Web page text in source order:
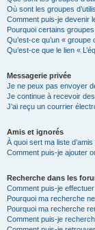
Où sont les groupes
Comment puis-je devenir
Pourquoi certains
Qu’est-ce qu’un « groupe
Qu’est-ce que le lien «
Messagerie privée
Je ne peux pas envoyer
Je continue à recevoir
J’ai reçu un courrier
Amis et ignorés
À quoi sert ma liste d’amis
Comment puis-je ajouter
Recherche dans les
Comment puis-je
Pourquoi ma recherche
Pourquoi ma recherche
Comment puis-je